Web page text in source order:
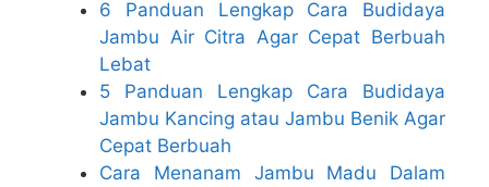
6 Panduan Lengkap Cara Budidaya
Jambu Air Citra Agar Cepat Berbuah
Lebat
5 Panduan Lengkap Cara Budidaya
Jambu Kancing atau Jambu Benik Agar
Cepat Berbuah
Cara Menanam Jambu Madu Dalam